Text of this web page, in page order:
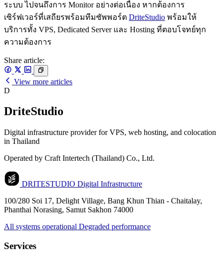
ระบบ ไปจนถึงการ Monitor อย่างต่อเนื่อง หากต้องการ
เซิร์ฟเวอร์ที่เสถียรพร้อมทีมซัพพอร์ต DriteStudio พร้อมให้
บริการทั้ง VPS, Dedicated Server และ Hosting ที่ตอบโจทย์ทุก
ความต้องการ
Share article:
View more articles
D
DriteStudio
Digital infrastructure provider for VPS, web hosting, and colocation
in Thailand
Operated by Craft Intertech (Thailand) Co., Ltd.
DRITESTUDIO Digital Infrastructure
100/280 Soi 17, Delight Village, Bang Khun Thian - Chaitalay,
Phanthai Norasing, Samut Sakhon 74000
All systems operational Degraded performance
Services